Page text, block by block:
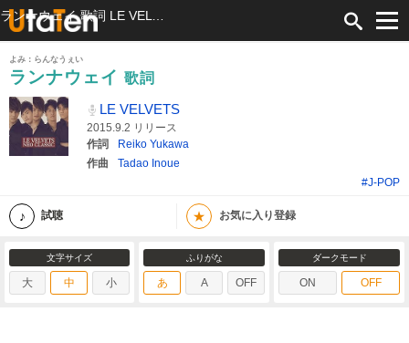
よみ：らんなうぇい
ランナウェイ 歌詞
LE VELVETS
2015.9.2 リリース
作詞
Reiko Yukawa
作曲
Tadao Inoue
#J-POP
試聴 ★ お気に入り登録
文字サイズ
大 中 小
ふりがな
あ A OFF
ダークモード
ON OFF